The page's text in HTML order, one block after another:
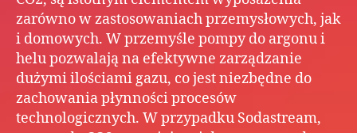
zarówno w zastosowaniach przemysłowych, jak
i domowych. W przemyśle pompy do argonu i
helu pozwalają na efektywne zarządzanie
dużymi ilościami gazu, co jest niezbędne do
zachowania płynności procesów
technologicznych. W przypadku Sodastream,